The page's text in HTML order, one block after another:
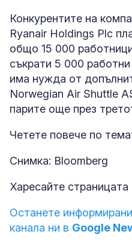
Конкурентите на
Ryanair Holdings Plc
общо 15 000
съкрати 5 000
има нужда от
Norwegian Air Shuttle
парите още през
Четете повече по
Снимка: Bloomberg
Харесайте
Останете
канала ни в Google